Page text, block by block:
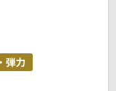
弾力